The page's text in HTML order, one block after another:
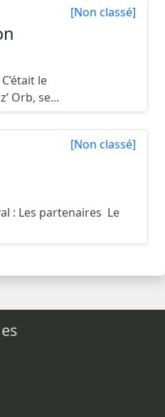
[Non classé]
le
Orb, se...
[Non classé]
: Les partenaires Le